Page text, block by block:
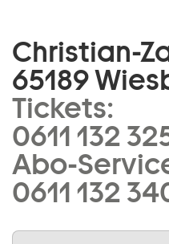
Christian-
65189
Tickets:
0611 132
Abo-
0611 132